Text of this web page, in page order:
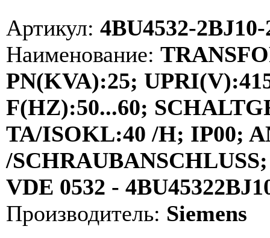
Артикул: 4BU4532-
Наименование:
PN(KVA):25;
F(HZ):50...60;
TA/ISOKL:40 /H; IP00;
/
VDE 0532 -
Производитель: Siemens